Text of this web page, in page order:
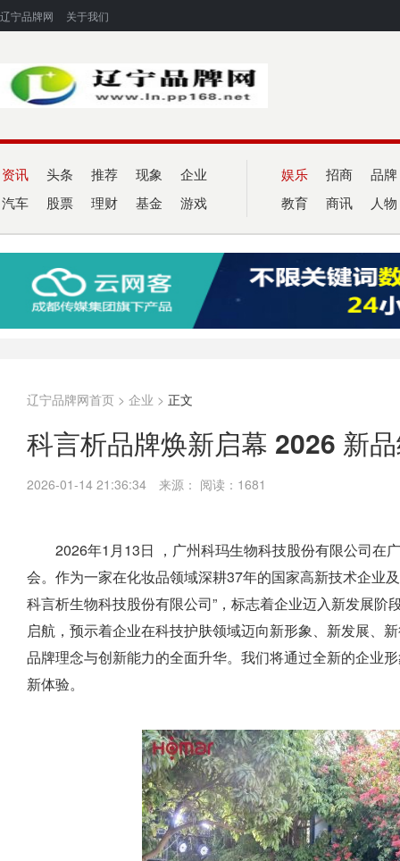
辽宁品牌网 关于我们
资讯 头条 推荐 现象 企业
汽车 股票 理财 基金 游戏
娱乐 招商 品牌
教育 商讯 人物
辽宁品牌网首页 > 企业 > 正文
科言析品牌焕新启幕 2026 新
2026-01-14 21:36:34 来源： 阅读：1681
2026年1月13日 ，广州科玛生物科技股份有限公司在
会。作为一家在化妆品领域深耕37年的国家高新技术企
科言析生物科技股份有限公司”，标志着企业迈入新发展阶
启航，预示着企业在科技护肤领域迈向新形象、新发展、
品牌理念与创新能力的全面升华。我们将通过全新的企业
新体验。